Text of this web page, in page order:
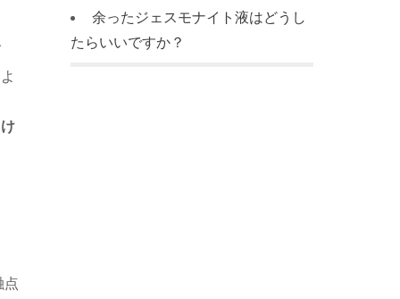
点
余ったジェスモナイト液はどうし
たらいいですか？